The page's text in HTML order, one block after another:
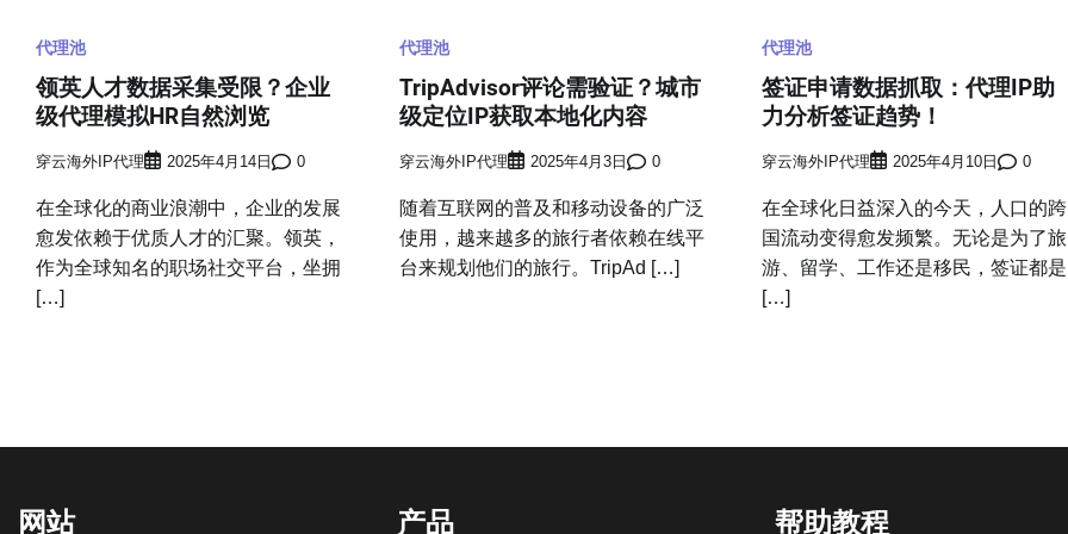
代理池
领英人才数据采集受限？企业
级代理模拟HR自然浏览
穿云海外IP代理 2025年4月14日 0
在全球化的商业浪潮中，企业的发展
愈发依赖于优质人才的汇聚。领英，
作为全球知名的职场社交平台，坐拥
[…]
代理池
TripAdvisor评论需验证？城市
级定位IP获取本地化内容
穿云海外IP代理 2025年4月3日 0
随着互联网的普及和移动设备的广泛
使用，越来越多的旅行者依赖在线平
台来规划他们的旅行。TripAd […]
代理池
签证申请数据抓取：代理IP助
力分析签证趋势！
穿云海外IP代理 2025年4月10日 0
在全球化日益深入的今天，人口的跨
国流动变得愈发频繁。无论是为了旅
游、留学、工作还是移民，签证都是
[…]
网站 产品 帮助教程